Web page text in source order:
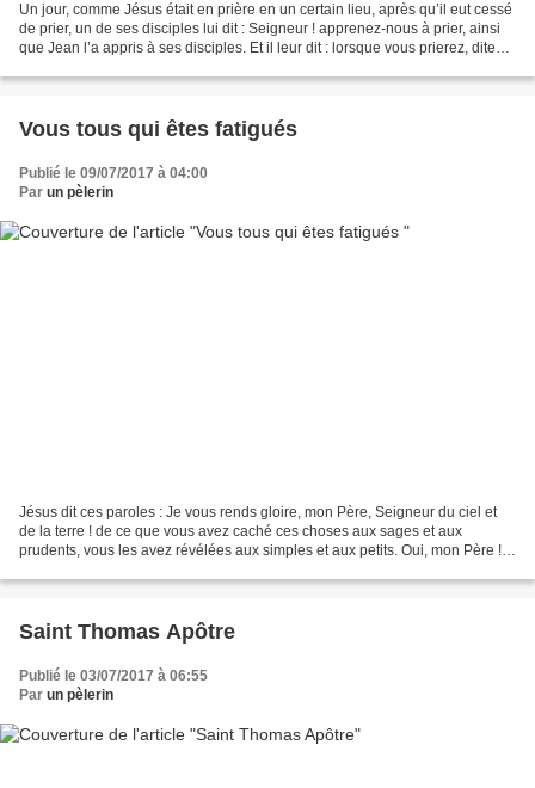
Un jour, comme Jésus était en prière en un certain lieu, après qu’il eut cessé
de prier, un de ses disciples lui dit : Seigneur ! apprenez-nous à prier, ainsi
que Jean l’a appris à ses disciples. Et il leur dit : lorsque vous prierez, dites :
Vous tous qui êtes fatigués
Publié le 09/07/2017 à 04:00
Par un pèlerin
Jésus dit ces paroles : Je vous rends gloire, mon Père, Seigneur du ciel et
de la terre ! de ce que vous avez caché ces choses aux sages et aux
prudents, vous les avez révélées aux simples et aux petits. Oui, mon Père !
Saint Thomas Apôtre
Publié le 03/07/2017 à 06:55
Par un pèlerin